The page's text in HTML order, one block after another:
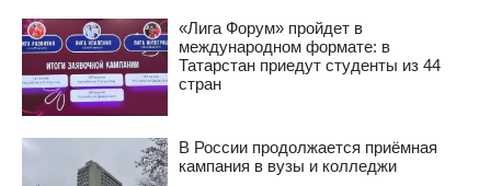
«Лига Форум» пройдет в
международном формате: в
Татарстан приедут студенты из 44
стран
В России продолжается приёмная
кампания в вузы и колледжи